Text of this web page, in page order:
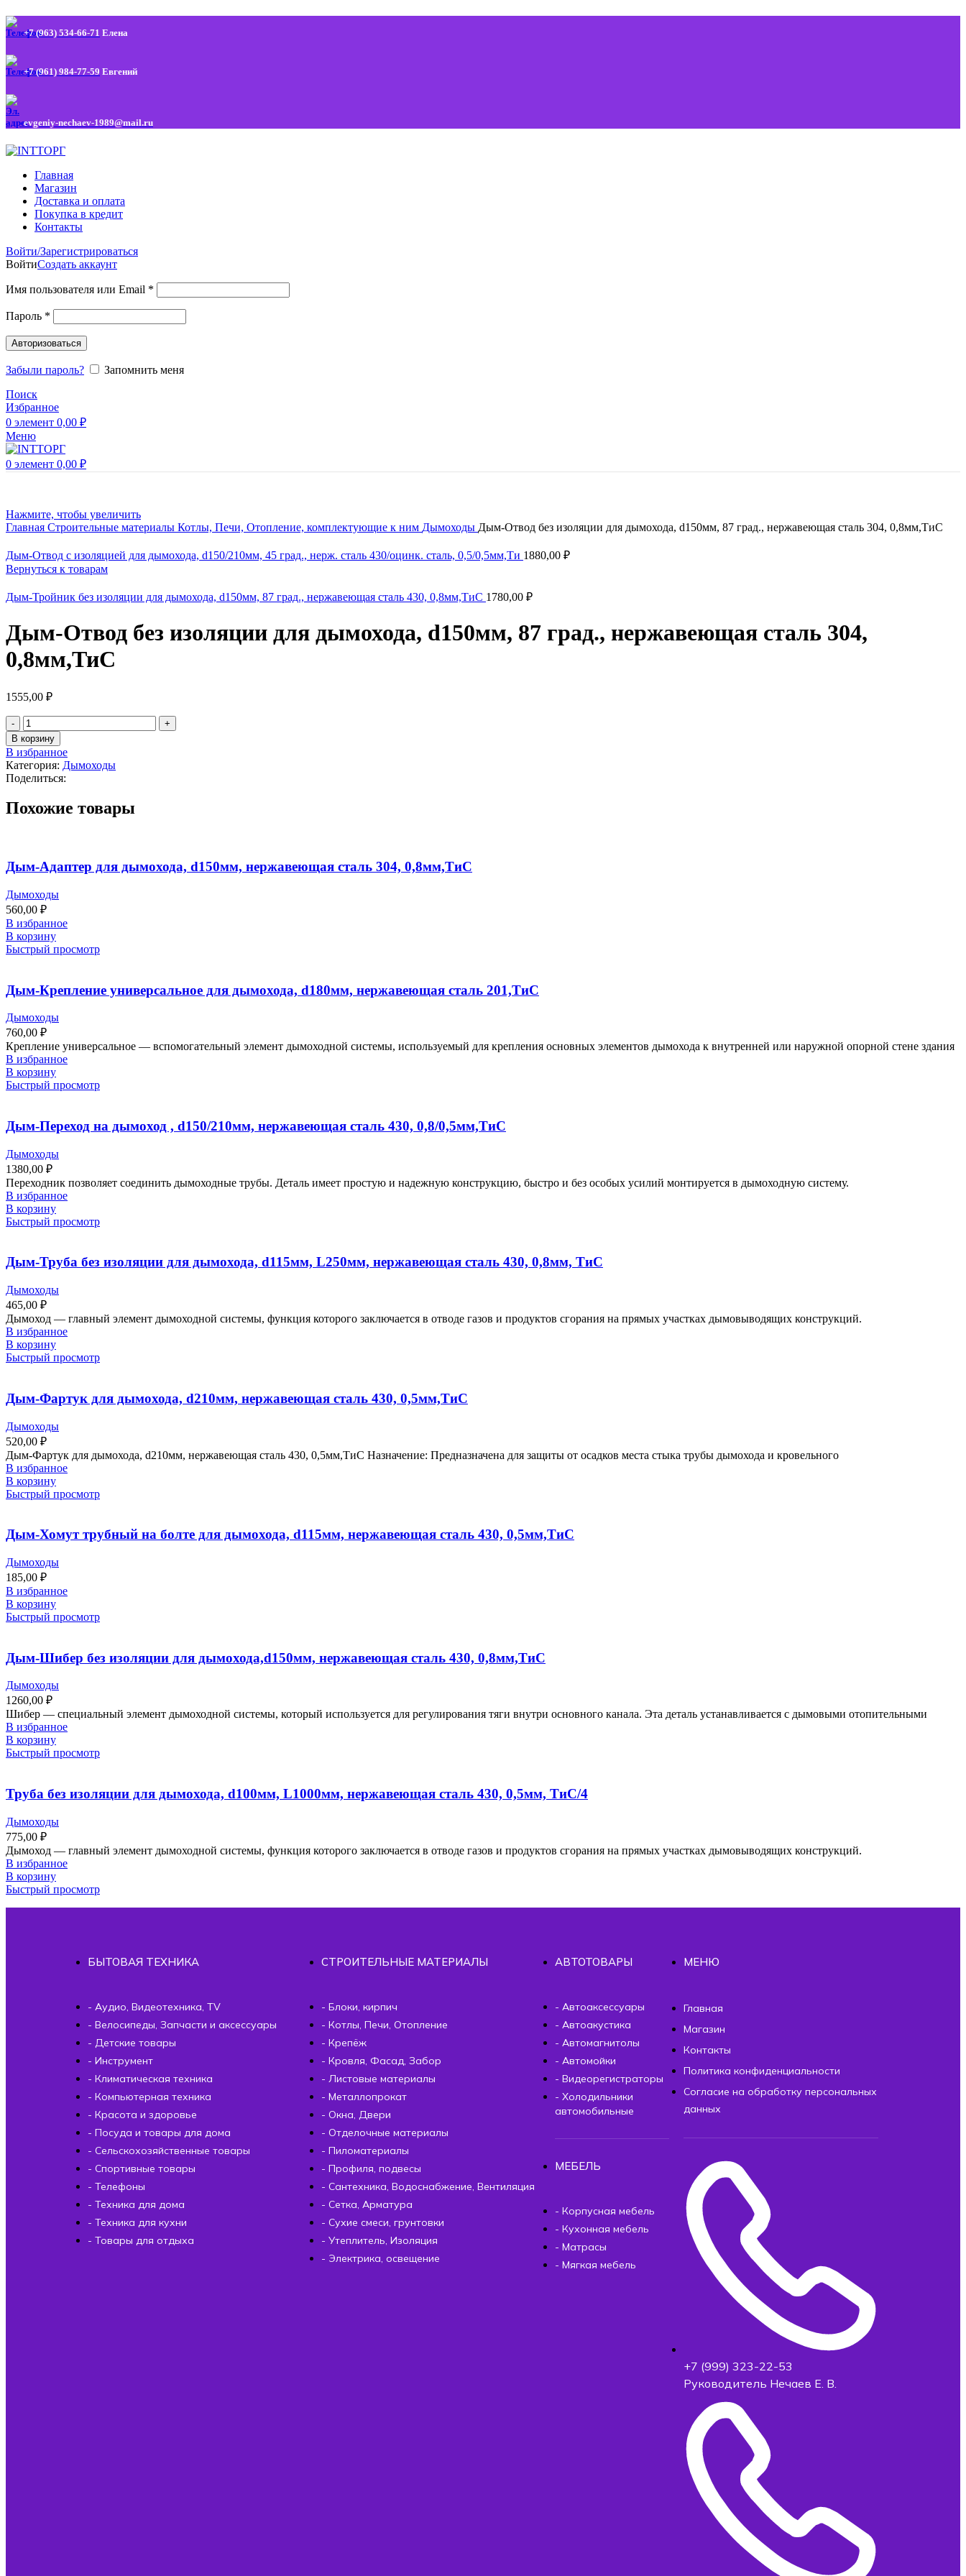
+7 (963) 534-66-71 Елена
+7 (961) 984-77-59 Евгений
evgeniy-nechaev-1989@mail.ru
Главная
Магазин
Доставка и оплата
Покупка в кредит
Контакты
Войти/Зарегистрироваться
ВойтиСоздать аккаунт
Имя пользователя или Email *
Пароль *
Авторизоваться
Забыли пароль?
Запомнить меня
Поиск
Избранное
0 элемент 0,00 ₽
Меню
0 элемент 0,00 ₽
Нажмите, чтобы увеличить
Главная Строительные материалы Котлы, Печи, Отопление, комплектующие к ним Дымоходы Дым-Отвод без изоляции для дымохода, d150мм, 87 град., нержавеющая сталь 304, 0,8мм,ТиС
Дым-Отвод с изоляцией для дымохода, d150/210мм, 45 град., нерж. сталь 430/оцинк. сталь, 0,5/0,5мм,Ти 1880,00 ₽
Вернуться к товарам
Дым-Тройник без изоляции для дымохода, d150мм, 87 град., нержавеющая сталь 430, 0,8мм,ТиС 1780,00 ₽
Дым-Отвод без изоляции для дымохода, d150мм, 87 град., нержавеющая сталь 304,
0,8мм,ТиС
1555,00 ₽
В корзину
В избранное
Категория: Дымоходы
Поделиться:
Похожие товары
Дым-Адаптер для дымохода, d150мм, нержавеющая сталь 304, 0,8мм,ТиС
Дымоходы
560,00 ₽
В избранное
В корзину
Быстрый просмотр
Дым-Крепление универсальное для дымохода, d180мм, нержавеющая сталь 201,ТиС
Дымоходы
760,00 ₽
Крепление универсальное — вспомогательный элемент дымоходной системы, используемый для крепления основных элементов дымохода к внутренней или наружной опорной стене здания
В избранное
В корзину
Быстрый просмотр
Дым-Переход на дымоход , d150/210мм, нержавеющая сталь 430, 0,8/0,5мм,ТиС
Дымоходы
1380,00 ₽
Переходник позволяет соединить дымоходные трубы. Деталь имеет простую и надежную конструкцию, быстро и без особых усилий монтируется в дымоходную систему.
В избранное
В корзину
Быстрый просмотр
Дым-Труба без изоляции для дымохода, d115мм, L250мм, нержавеющая сталь 430, 0,8мм, ТиС
Дымоходы
465,00 ₽
Дымоход ― главный элемент дымоходной системы, функция которого заключается в отводе газов и продуктов сгорания на прямых участках дымовыводящих конструкций.
В избранное
В корзину
Быстрый просмотр
Дым-Фартук для дымохода, d210мм, нержавеющая сталь 430, 0,5мм,ТиС
Дымоходы
520,00 ₽
Дым-Фартук для дымохода, d210мм, нержавеющая сталь 430, 0,5мм,ТиС Назначение: Предназначена для защиты от осадков места стыка трубы дымохода и кровельного
В избранное
В корзину
Быстрый просмотр
Дым-Хомут трубный на болте для дымохода, d115мм, нержавеющая сталь 430, 0,5мм,ТиС
Дымоходы
185,00 ₽
В избранное
В корзину
Быстрый просмотр
Дым-Шибер без изоляции для дымохода,d150мм, нержавеющая сталь 430, 0,8мм,ТиС
Дымоходы
1260,00 ₽
Шибер — специальный элемент дымоходной системы, который используется для регулирования тяги внутри основного канала. Эта деталь устанавливается с дымовыми отопительными
В избранное
В корзину
Быстрый просмотр
Труба без изоляции для дымохода, d100мм, L1000мм, нержавеющая сталь 430, 0,5мм, ТиС/4
Дымоходы
775,00 ₽
Дымоход ― главный элемент дымоходной системы, функция которого заключается в отводе газов и продуктов сгорания на прямых участках дымовыводящих конструкций.
В избранное
В корзину
Быстрый просмотр
БЫТОВАЯ ТЕХНИКА
- Аудио, Видеотехника, TV
- Велосипеды, Запчасти и аксессуары
- Детские товары
- Инструмент
- Климатическая техника
- Компьютерная техника
- Красота и здоровье
- Посуда и товары для дома
- Сельскохозяйственные товары
- Спортивные товары
- Телефоны
- Техника для дома
- Техника для кухни
- Товары для отдыха
СТРОИТЕЛЬНЫЕ МАТЕРИАЛЫ
- Блоки, кирпич
- Котлы, Печи, Отопление
- Крепёж
- Кровля, Фасад, Забор
- Листовые материалы
- Металлопрокат
- Окна, Двери
- Отделочные материалы
- Пиломатериалы
- Профиля, подвесы
- Сантехника, Водоснабжение, Вентиляция
- Сетка, Арматура
- Сухие смеси, грунтовки
- Утеплитель, Изоляция
- Электрика, освещение
АВТОТОВАРЫ
- Автоаксессуары
- Автоакустика
- Автомагнитолы
- Автомойки
- Видеорегистраторы
- Холодильники
автомобильные
МЕБЕЛЬ
- Корпусная мебель
- Кухонная мебель
- Матрасы
- Мягкая мебель
МЕНЮ
Главная
Магазин
Контакты
Политика конфиденциальности
Согласие на обработку персональных
данных
+7 (999) 323-22-53
Руководитель Нечаев Е. В.